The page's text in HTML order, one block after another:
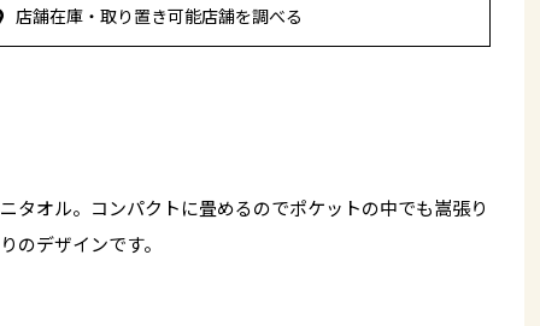
店舗在庫・取り置き可能店舗を調べる
タオル。コンパクトに畳めるのでポケットの中でも嵩張り
のデザインです。